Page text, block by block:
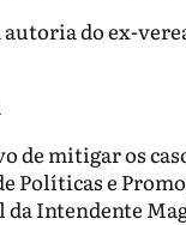
do ex-
de mitigar os
Políticas e
da Intendente